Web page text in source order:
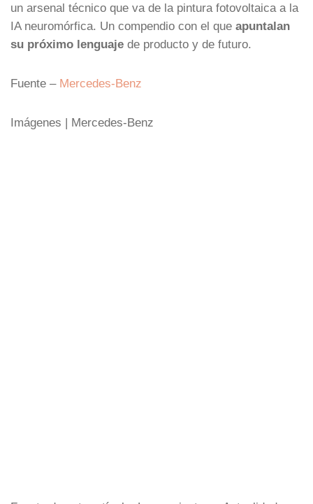
un arsenal técnico que va de la pintura fotovoltaica a la
IA neuromórfica. Un compendio con el que apuntalan
su próximo lenguaje de producto y de futuro.
Fuente – Mercedes-Benz
Imágenes | Mercedes-Benz